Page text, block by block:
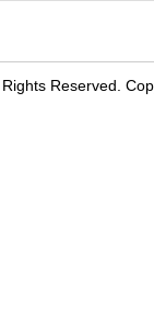
Rights Reserved.